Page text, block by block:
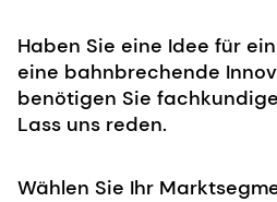
Haben Sie eine Idee für
eine bahnbrechende
benötigen Sie
Lass uns reden.
Wählen Sie Ihr